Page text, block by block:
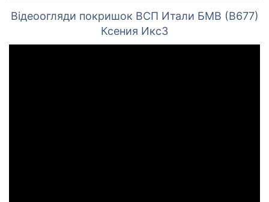
Відеоогляди покришок ВСП Итали БМВ (В677)
Ксения Икс3